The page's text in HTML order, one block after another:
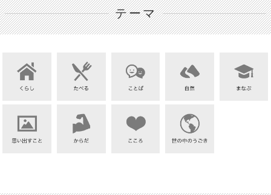
テーマ